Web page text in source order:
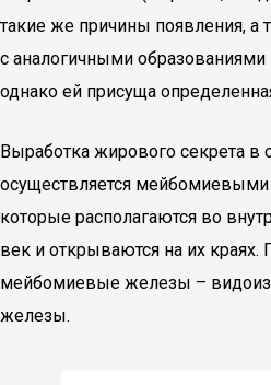
такие же причины появления, а
с аналогичными образованиями
однако ей присуща
Выработка жирового секрета в
осуществляется
которые располагаются во
век и открываются на их краях.
мейбомиевые железы –
железы.